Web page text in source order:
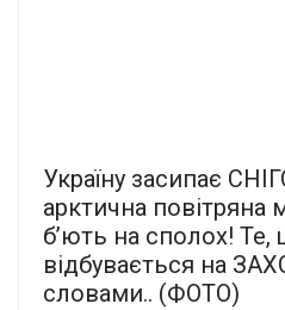
Україну засипає
арктична повітряна
б’ють на сполох! Те,
відбувається на
словами.. (ФОТО)